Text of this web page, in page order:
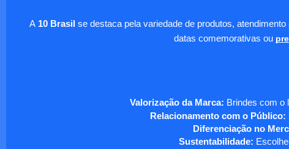
A10 Brasil se destaca pela variedade de produtos,
datas comemorativas ou
Valorização da Marca: Brindes com o
Relacionamento com o Público:
Diferenciação no
Sustentabilidade: